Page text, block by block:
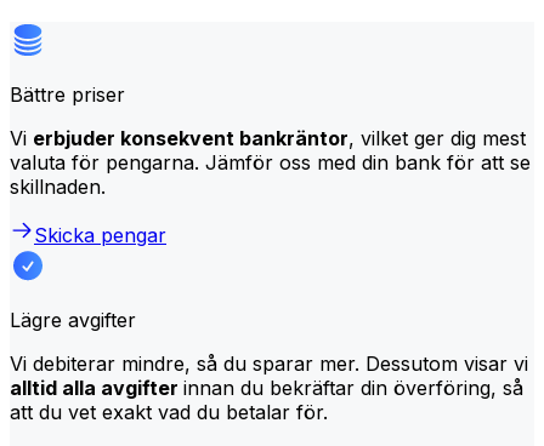
Bättre priser
Vi erbjuder konsekvent bankräntor, vilket ger dig mest
valuta för pengarna. Jämför oss med din bank för att se
skillnaden.
Skicka pengar
Lägre avgifter
Vi debiterar mindre, så du sparar mer. Dessutom visar vi
alltid alla avgifter innan du bekräftar din överföring, så
att du vet exakt vad du betalar för.